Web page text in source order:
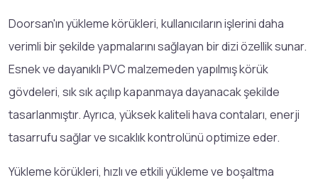
Doorsan'ın yükleme körükleri, kullanıcıların işlerini daha
verimli bir şekilde yapmalarını sağlayan bir dizi özellik sunar.
Esnek ve dayanıklı PVC malzemeden yapılmış körük
gövdeleri, sık sık açılıp kapanmaya dayanacak şekilde
tasarlanmıştır. Ayrıca, yüksek kaliteli hava contaları, enerji
tasarrufu sağlar ve sıcaklık kontrolünü optimize eder.
Yükleme körükleri, hızlı ve etkili yükleme ve boşaltma